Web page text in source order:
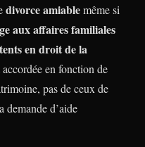
divorce amiablemême si
aux affaires familiales
en droit de la
en fonction de
pas de ceux de
demande d’aide